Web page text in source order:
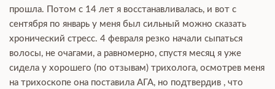
прошла. Потом с 14 лет я восстанавливалась, и вот с
сентября по январь у меня был сильный можно сказать
хронический стресс. 4 февраля резко начали сыпаться
волосы, не очагами, а равномерно, спустя месяц я уже
сидела у хорошего (по отзывам) трихолога, осмотрев меня
на трихоскопе она поставила АГА, но подтвердив , что